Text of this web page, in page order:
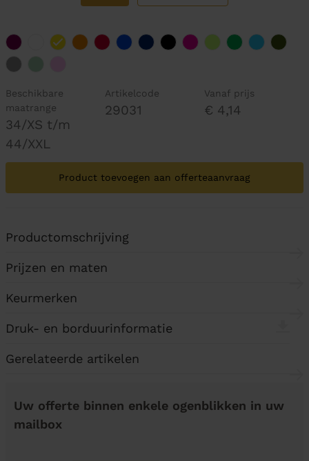
Beschikbare
maatrange
34/XS t/m
44/XXL
Artikelcode
29031
Vanaf prijs
€ 4,14
Product toevoegen aan offerteaanvraag
Productomschrijving
Prijzen en maten
Keurmerken
Druk- en borduurinformatie
Gerelateerde artikelen
Uw offerte binnen enkele ogenblikken in uw
mailbox